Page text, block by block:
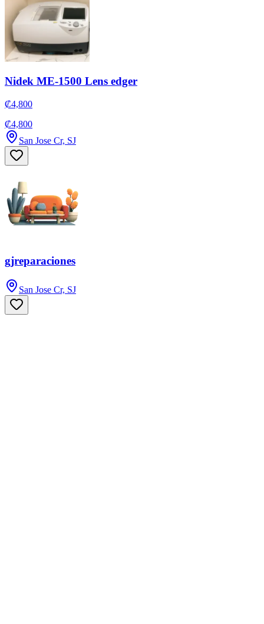
Nidek ME-1500 Lens edger
₡4,800
₡4,800
San Jose Cr, SJ
gjreparaciones
San Jose Cr, SJ